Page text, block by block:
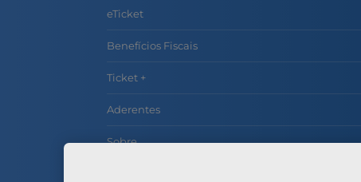
eTicket
Benefícios Fiscais
Ticket +
Aderentes
Sobre